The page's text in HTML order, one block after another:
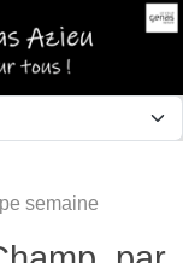
semaine